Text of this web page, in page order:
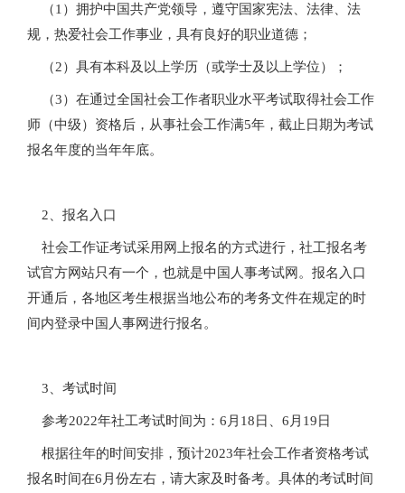
（1）拥护中国共产党领导，遵守国家宪法、法律、法
规，热爱社会工作事业，具有良好的职业道德；
（2）具有本科及以上学历（或学士及以上学位）；
（3）在通过全国社会工作者职业水平考试取得社会工作
师（中级）资格后，从事社会工作满5年，截止日期为考试
报名年度的当年年底。
2、报名入口
社会工作证考试采用网上报名的方式进行，社工报名考
试官方网站只有一个，也就是中国人事考试网。报名入口
开通后，各地区考生根据当地公布的考务文件在规定的时
间内登录中国人事网进行报名。
3、考试时间
参考2022年社工考试时间为：6月18日、6月19日
根据往年的时间安排，预计2023年社会工作者资格考试
报名时间在6月份左右，请大家及时备考。具体的考试时间